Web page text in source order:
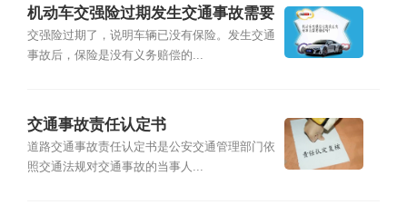
机动车交强险过期发生交通事故需要
赔偿吗？
交强险过期了，说明车辆已没有保险。发生交通
事故后，保险是没有义务赔偿的...
交通事故责任认定书
道路交通事故责任认定书是公安交通管理部门依
照交通法规对交通事故的当事人...